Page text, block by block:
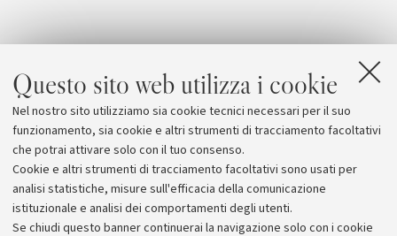
Questo sito web utilizza i cookie
Nel nostro sito utilizziamo sia cookie tecnici necessari per il suo
funzionamento, sia cookie e altri strumenti di tracciamento facoltativi
che potrai attivare solo con il tuo consenso.
Cookie e altri strumenti di tracciamento facoltativi sono usati per
analisi statistiche, misure sull'efficacia della comunicazione
istituzionale e analisi dei comportamenti degli utenti.
Se chiudi questo banner continuerai la navigazione solo con i cookie